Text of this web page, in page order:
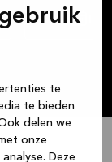
te
te bieden
delen we
onze
Deze
Als
We werken
ons
belangrijk is:
ontwerp dat